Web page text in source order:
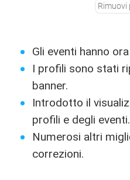
Rimuovi
Gli eventi hanno
I profili sono stati
banner.
Introdotto il
profili e degli eventi.
Numerosi altri
correzioni.